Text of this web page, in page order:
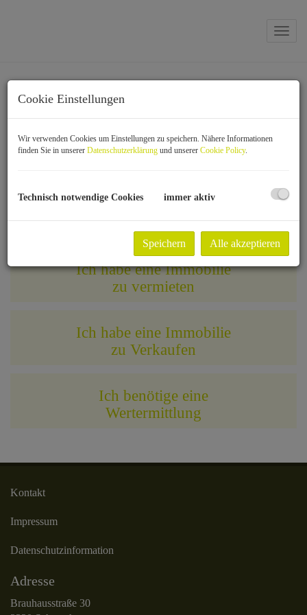
Ich habe eine Immobilie
zu vermieten
Ich habe eine Immobilie
zu Verkaufen
Ich benötige eine
Wertermittlung
Kontakt
Impressum
Datenschutzinformation
Adresse
Brauhausstraße 30
Cookie Einstellungen
Wir verwenden Cookies um Einstellungen zu speichern. Nähere Informationen
finden Sie in unserer Datenschutzerklärung und unserer Cookie Policy.
Technisch notwendige Cookies immer aktiv
Speichern Alle akzeptieren